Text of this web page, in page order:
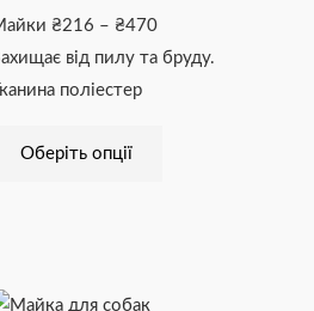
₴216 – ₴470
від пилу та бруду.
Тканина поліестер
Оберіть опції